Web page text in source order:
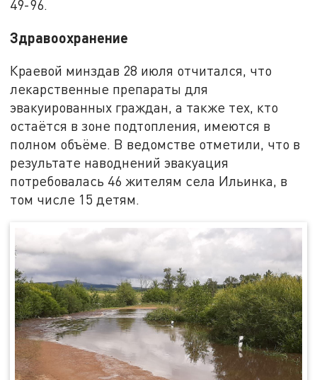
49-96.
Здравоохранение
Краевой минздав 28 июля отчитался, что
лекарственные препараты для
эвакуированных граждан, а также тех, кто
остаётся в зоне подтопления, имеются в
полном объёме. В ведомстве отметили, что в
результате наводнений эвакуация
потребовалась 46 жителям села Ильинка, в
том числе 15 детям.